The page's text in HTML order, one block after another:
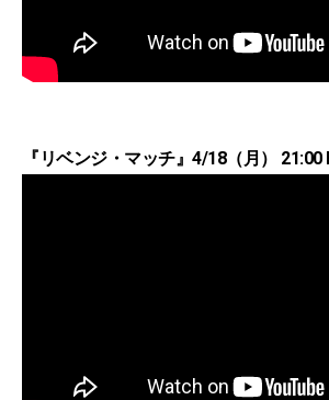
『リベンジ・マッチ』4/18（月） 21:00